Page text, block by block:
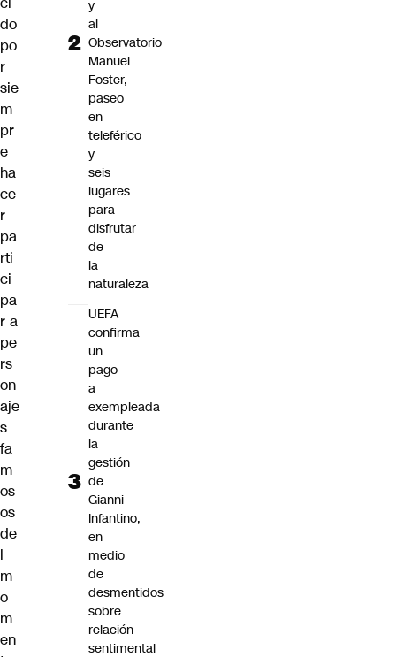
do
po
r
sie
m
pr
e
ha
ce
r
pa
rti
ci
pa
r a
pe
rs
on
aje
s
fa
m
os
os
de
l
m
o
m
en
y
al
Observatorio
Manuel
Foster,
paseo
en
teleférico
y
seis
lugares
para
disfrutar
de
la
naturaleza
UEFA
confirma
un
pago
a
exempleada
durante
la
gestión
de
Gianni
Infantino,
en
medio
de
desmentidos
sobre
relación
sentimental